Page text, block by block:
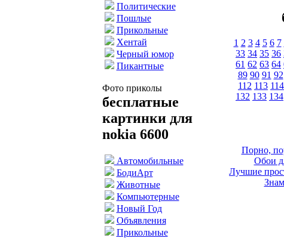
Политические
Пошлые
Прикольные
Хентай
Черный юмор
Пикантные
Фото приколы
бесплатные
картинки для
nokia 6600
Автомобильные
БодиАрт
Животные
Компьютерные
Новый Год
Объявления
Прикольные
1 2 3 4 5 6 7
33 34 35 36
61 62 63 64
89 90 91 92
112 113 114
132 133 134
Порно,
Обои
Лучшие